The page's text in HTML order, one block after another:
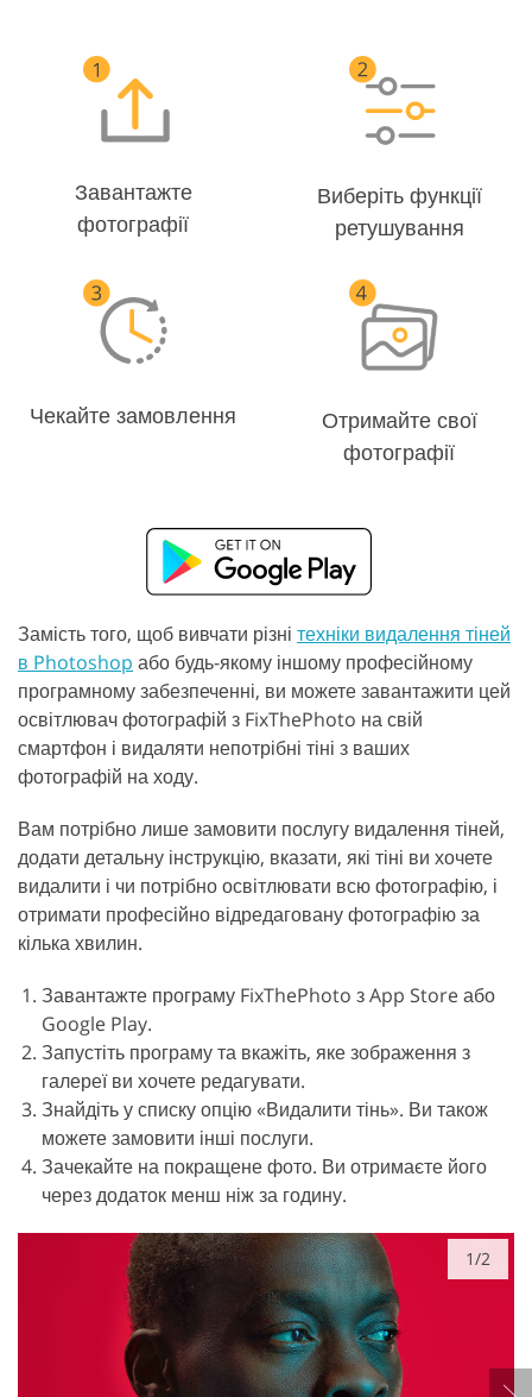
Завантажте
фотографії
Виберіть функції
ретушування
Чекайте замовлення
Отримайте свої
фотографії
Замість того, щоб вивчати різні техніки видалення тіней
в Photoshop або будь-якому іншому професійному
програмному забезпеченні, ви можете завантажити цей
освітлювач фотографій з FixThePhoto на свій
смартфон і видаляти непотрібні тіні з ваших
фотографій на ходу.
Вам потрібно лише замовити послугу видалення тіней,
додати детальну інструкцію, вказати, які тіні ви хочете
видалити і чи потрібно освітлювати всю фотографію, і
отримати професійно відредаговану фотографію за
кілька хвилин.
Завантажте програму FixThePhoto з App Store або
Google Play.
Запустіть програму та вкажіть, яке зображення з
галереї ви хочете редагувати.
Знайдіть у списку опцію «Видалити тінь». Ви також
можете замовити інші послуги.
Зачекайте на покращене фото. Ви отримаєте його
через додаток менш ніж за годину.
1/2